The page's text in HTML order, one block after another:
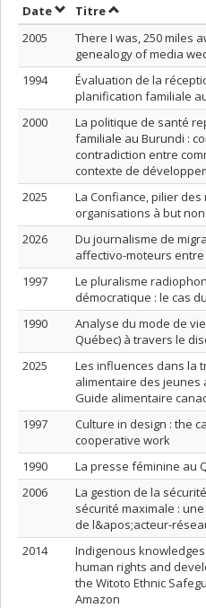
DateTrier par date en ordre
TitreTrier par titre
2005
There I was, 250 miles
genealogy of media
1994
Évaluation de la
planification familiale
2000
La politique de santé
familiale au Burundi :
contradiction entre
contexte de
2025
La Confiance, pilier
organisations à but
2026
Du journalisme de
affectivo-moteurs
1997
Le pluralisme
démocratique : le cas
1990
Analyse du mode de
Québec) à travers le
2025
Les influences dans la
alimentaire des jeunes
Guide alimentaire
1997
Culture in design : the
cooperative work
1990
La presse féminine au
2006
La gestion de la
sécurité maximale :
de l&apos;acteur-
2014
Indigenous
human rights and
the Witoto Ethnic
Amazon